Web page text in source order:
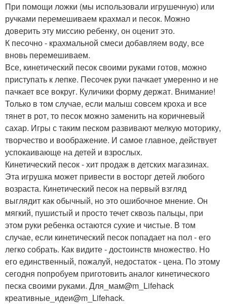
При помощи ложки (мы использовали игрушечную) или
ручками перемешиваем крахмал и песок. Можно
доверить эту миссию ребенку, он оценит это.
К песочно - крахмальной смеси добавляем воду, все
вновь перемешиваем.
Все, кинетический песок своими руками готов, можно
приступать к лепке. Песочек руки пачкает умеренно и не
пачкает все вокруг. Куличики форму держат. Внимание!
Только в том случае, если малыш совсем кроха и все
тянет в рот, то песок можно заменить на коричневый
сахар. Игры с таким песком развивают мелкую моторику,
творчество и воображение. И самое главное, действует
успокаивающе на детей и взрослых.
Кинетический песок - хит продаж в детских магазинах.
Эта игрушка может привести в восторг детей любого
возраста. Кинетический песок на первый взгляд
выглядит как обычный, но это ошибочное мнение. Он
мягкий, пушистый и просто течет сквозь пальцы, при
этом руки ребенка остаются сухие и чистые. В том
случае, если кинетический песок попадает на пол - его
легко собрать. Как видите - достоинств множество. Но
его единственный, пожалуй, недостаток - цена. По этому
сегодня попробуем приготовить аналог кинетического
песка своими руками. Для_мам@m_Lifehack
креативные_идеи@m_Lifehack.